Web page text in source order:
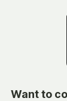
Want to